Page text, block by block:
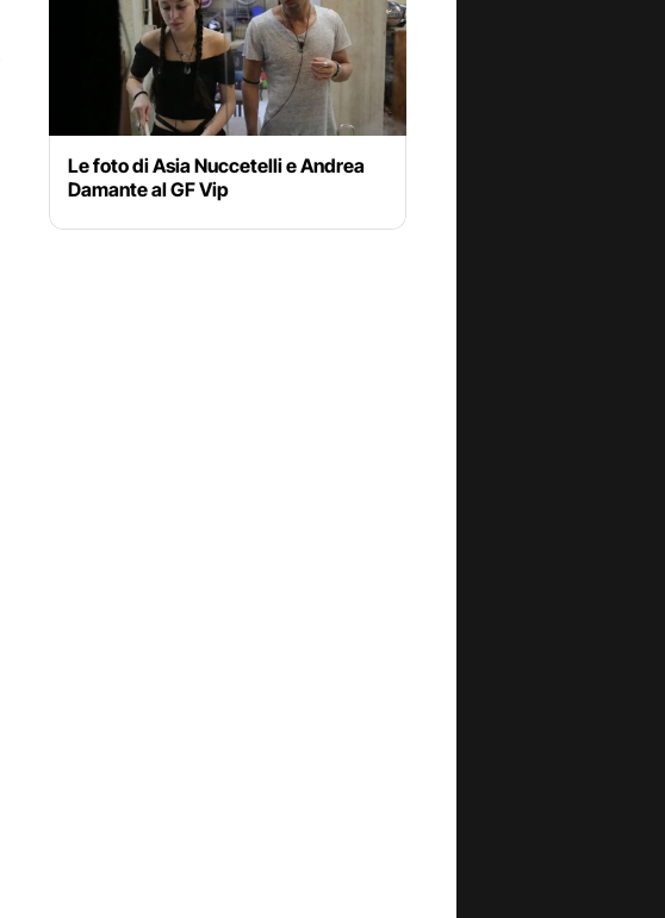
Le foto di Asia Nuccetelli e Andrea
Damante al GF Vip